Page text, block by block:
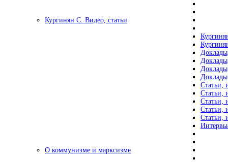
Кургинян С. Видео, статьи
Статьи,
Статьи,
Статьи,
Статьи,
Статьи,
О коммунизме и марксизме